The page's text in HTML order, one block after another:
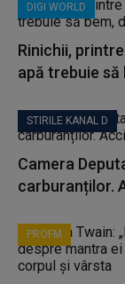
DIGI WORLD
Rinichii,
apă trebuie să
STIRILE KANAL D
Camera
carburanților.
PROFM